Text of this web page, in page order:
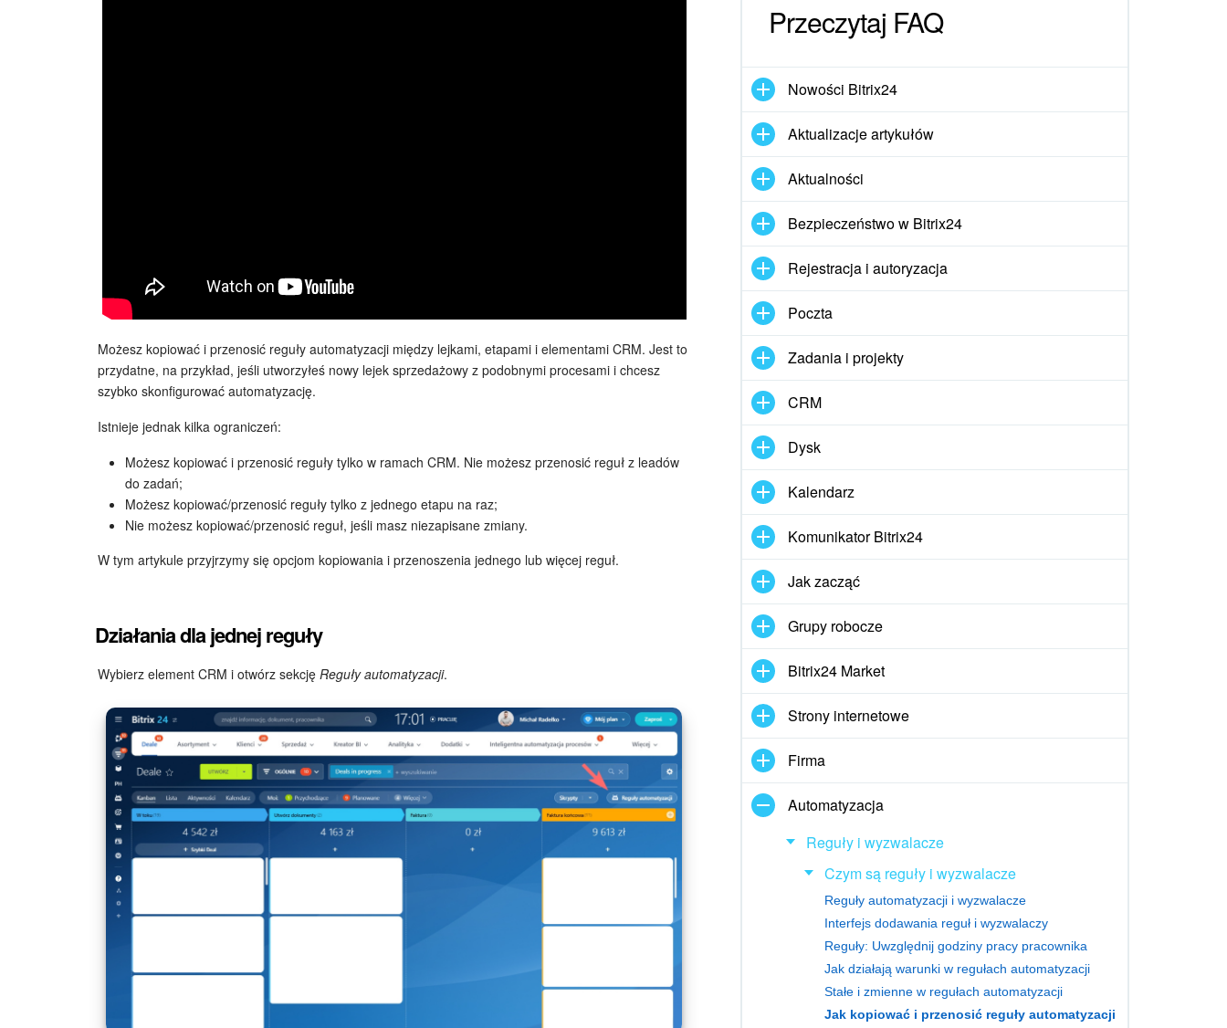
Możesz kopiować i przenosić reguły automatyzacji między lejkami, etapami i elementami CRM. Jest to
przydatne, na przykład, jeśli utworzyłeś nowy lejek sprzedażowy z podobnymi procesami i chcesz
szybko skonfigurować automatyzację.
Istnieje jednak kilka ograniczeń:
Możesz kopiować i przenosić reguły tylko w ramach CRM. Nie możesz przenosić reguł z leadów
do zadań;
Możesz kopiować/przenosić reguły tylko z jednego etapu na raz;
Nie możesz kopiować/przenosić reguł, jeśli masz niezapisane zmiany.
W tym artykule przyjrzymy się opcjom kopiowania i przenoszenia jednego lub więcej reguł.
Działania dla jednej reguły
Wybierz element CRM i otwórz sekcję Reguły automatyzacji.
Przeczytaj FAQ
Nowości Bitrix24
Aktualizacje artykułów
Aktualności
Bezpieczeństwo w Bitrix24
Rejestracja i autoryzacja
Poczta
Zadania i projekty
CRM
Dysk
Kalendarz
Komunikator Bitrix24
Jak zacząć
Grupy robocze
Bitrix24 Market
Strony internetowe
Firma
Automatyzacja
Reguły i wyzwalacze
Czym są reguły i wyzwalacze
Reguły automatyzacji i wyzwalacze
Interfejs dodawania reguł i wyzwalaczy
Reguły: Uwzględnij godziny pracy pracownika
Jak działają warunki w regułach automatyzacji
Stałe i zmienne w regułach automatyzacji
Jak kopiować i przenosić reguły automatyzacji